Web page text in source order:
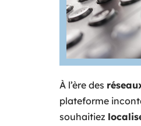
À l’ère des
plateforme
souhaitiez